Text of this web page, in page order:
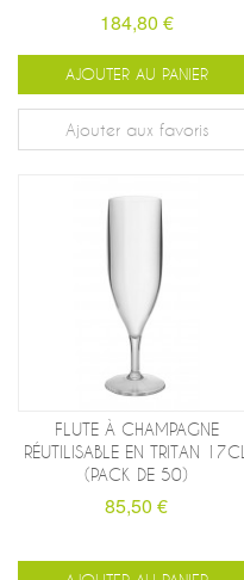
184,80 €
AJOUTER AU PANIER
Ajouter aux favoris
FLUTE À CHAMPAGNE
RÉUTILISABLE EN TRITAN 17CL
(PACK DE 50)
85,50 €